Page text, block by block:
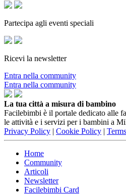
Partecipa agli eventi speciali
Ricevi la newsletter
Entra nella community
Entra nella community
La tua città a misura di bambino
Facilebimbi è il portale dedicato alle
le attività e i servizi per i bambini a
Privacy Policy | Cookie Policy |
Home
Community
Articoli
Newsletter
Facilebimbi Card